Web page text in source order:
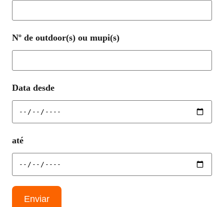
Nº de outdoor(s) ou mupi(s)
Data desde
até
Enviar